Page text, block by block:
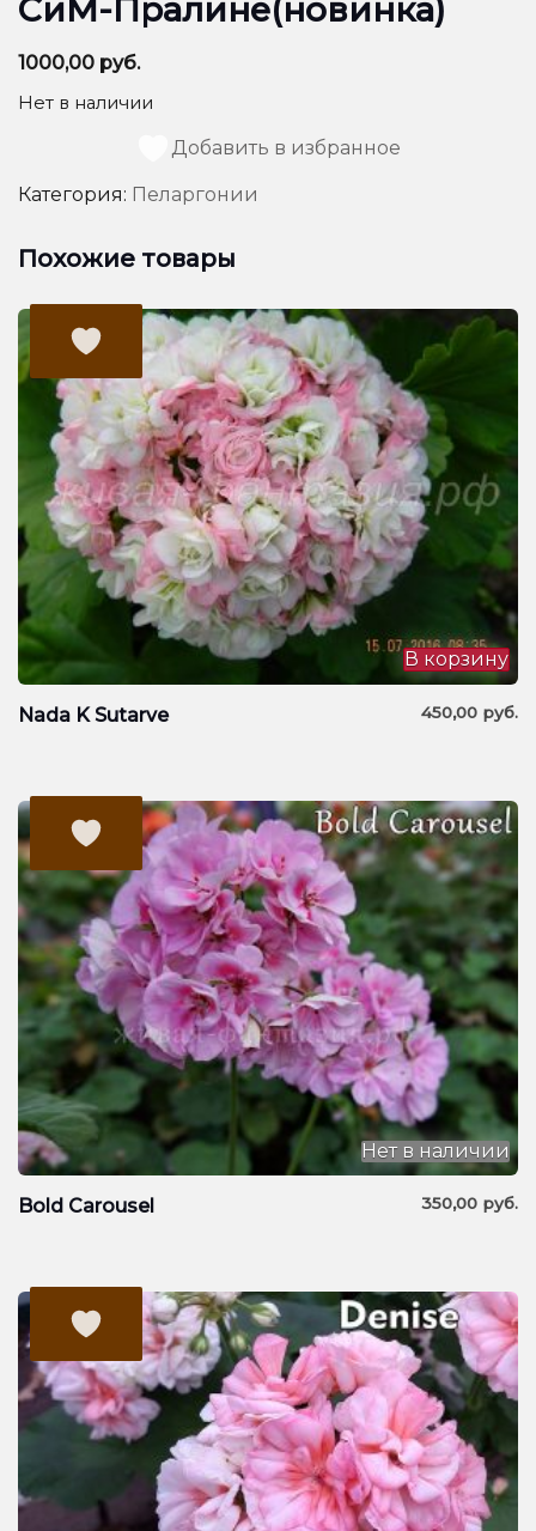
СиМ-Пралине(новинка)
1000,00 руб.
Нет в наличии
Добавить в избранное
Категория: Пеларгонии
Похожие товары
Nada K Sutarve 450,00 руб.
В корзину
Bold Carousel 350,00 руб.
Нет в наличии